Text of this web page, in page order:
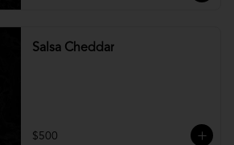
Salsa Cheddar
$500